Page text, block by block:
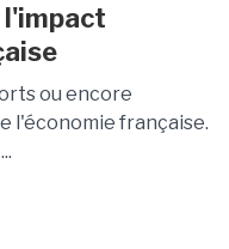
l'impact
ou encore
l'économie française.